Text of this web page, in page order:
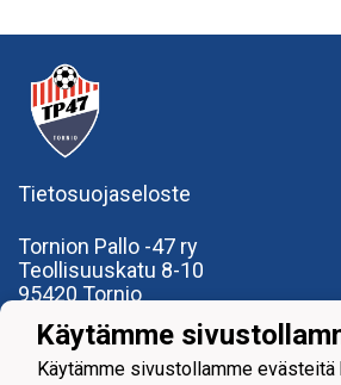
Tietosuojaseloste
Tornion Pallo -47 ry
Teollisuuskatu 8-10
95420 Tornio
office@tp47.com
Käytämme
Käytämme sivustollamme